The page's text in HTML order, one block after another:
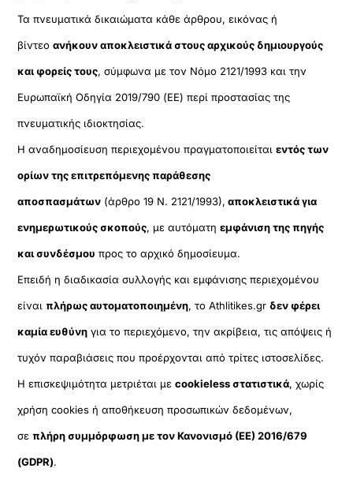
Τα πνευματικά δικαιώματα κάθε άρθρου, εικόνας ή
βίντεοανήκουν αποκλειστικά στους αρχικούς δημιουργούς
και φορείς τους, σύμφωνα με τον Νόμο 2121/1993 και την
Ευρωπαϊκή Οδηγία 2019/790 (ΕΕ) περί προστασίας της
πνευματικής ιδιοκτησίας.
Η αναδημοσίευση περιεχομένου πραγματοποιείταιεντός των
ορίων της επιτρεπόμενης παράθεσης
αποσπασμάτων (άρθρο 19 Ν. 2121/1993), αποκλειστικά για
ενημερωτικούς σκοπούς, με αυτόματηεμφάνιση της πηγής
και συνδέσμου προς το αρχικό δημοσίευμα.
Επειδή η διαδικασία συλλογής και εμφάνισης περιεχομένου
είναιπλήρως αυτοματοποιημένη, το Athlitikes.gr δεν φέρει
καμία ευθύνη για το περιεχόμενο, την ακρίβεια, τις απόψεις ή
τυχόν παραβιάσεις που προέρχονται από τρίτες ιστοσελίδες.
Η επισκεψιμότητα μετριέται μεcookieless στατιστικά, χωρίς
χρήση cookies ή αποθήκευση προσωπικών δεδομένων,
σεπλήρη συμμόρφωση με τον Κανονισμό (ΕΕ) 2016/679
(GDPR).